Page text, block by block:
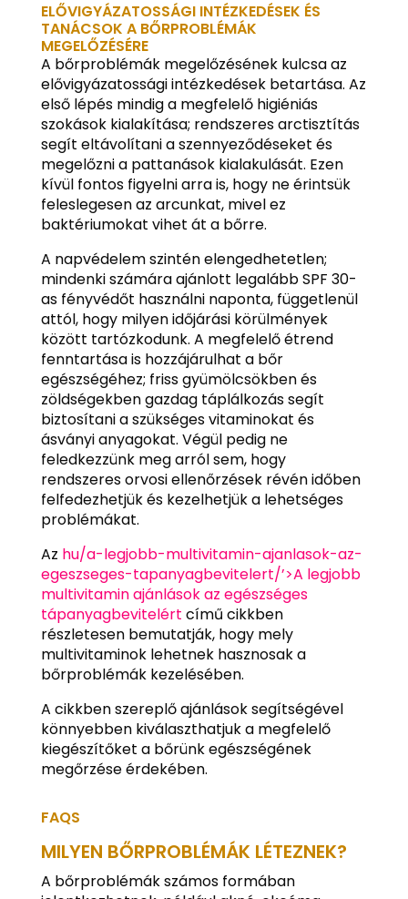
ELŐVIGYÁZATOSSÁGI INTÉZKEDÉSEK ÉS
TANÁCSOK A BŐRPROBLÉMÁK
MEGELŐZÉSÉRE
A bőrproblémák megelőzésének kulcsa az
elővigyázatossági intézkedések betartása. Az
első lépés mindig a megfelelő higiéniás
szokások kialakítása; rendszeres arctisztítás
segít eltávolítani a szennyeződéseket és
megelőzni a pattanások kialakulását. Ezen
kívül fontos figyelni arra is, hogy ne érintsük
feleslegesen az arcunkat, mivel ez
baktériumokat vihet át a bőrre.
A napvédelem szintén elengedhetetlen;
mindenki számára ajánlott legalább SPF 30-
as fényvédőt használni naponta, függetlenül
attól, hogy milyen időjárási körülmények
között tartózkodunk. A megfelelő étrend
fenntartása is hozzájárulhat a bőr
egészségéhez; friss gyümölcsökben és
zöldségekben gazdag táplálkozás segít
biztosítani a szükséges vitaminokat és
ásványi anyagokat. Végül pedig ne
feledkezzünk meg arról sem, hogy
rendszeres orvosi ellenőrzések révén időben
felfedezhetjük és kezelhetjük a lehetséges
problémákat.
Az hu/a-legjobb-multivitamin-ajanlasok-az-
egeszseges-tapanyagbevitelert/’>A legjobb
multivitamin ajánlások az egészséges
tápanyagbevitelért című cikkben
részletesen bemutatják, hogy mely
multivitaminok lehetnek hasznosak a
bőrproblémák kezelésében.
A cikkben szereplő ajánlások segítségével
könnyebben kiválaszthatjuk a megfelelő
kiegészítőket a bőrünk egészségének
megőrzése érdekében.
FAQS
MILYEN BŐRPROBLÉMÁK LÉTEZNEK?
A bőrproblémák számos formában